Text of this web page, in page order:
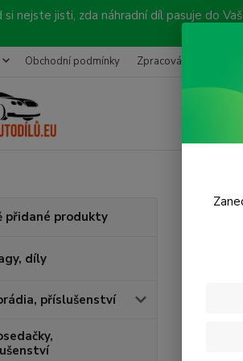
si nejste jisti, zda náhradní díl pasuje do
Obchodní podmínky Zpracování objednávky
přidané produkty
díly
příslušenství